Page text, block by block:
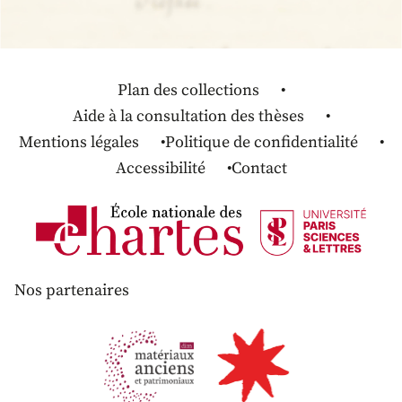
Plan des collections
Aide à la consultation des thèses
Mentions légales
Politique de confidentialité
Accessibilité
Contact
Nos partenaires